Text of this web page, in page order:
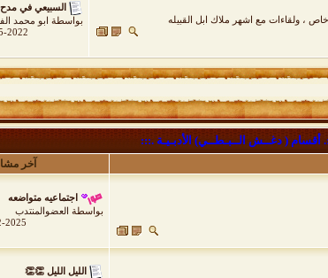
خاص ، ولقاءات مع اشهر ملاك ابل القبيله
السبيعي في
بواسطة ابو محمد
2022
أقسام ( دغــش الــبـطــي) الأدبـيـة .:::
آخر
اجتماعيه متواضعه
بواسطة العضوالمنتدب
2025
الليل الليل 👏👏